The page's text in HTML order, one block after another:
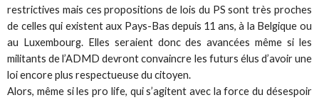
restrictives mais ces propositions de lois du PS sont très proches
de celles qui existent aux Pays-Bas depuis 11 ans, à la Belgique ou
au Luxembourg. Elles seraient donc des avancées même si les
militants de l’ADMD devront convaincre les futurs élus d’avoir une
loi encore plus respectueuse du citoyen.
Alors, même si les pro life, qui s’agitent avec la force du désespoir